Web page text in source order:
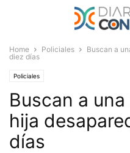
Home Policiales
Buscan a
diez días
Policiales
Buscan a
hija
días